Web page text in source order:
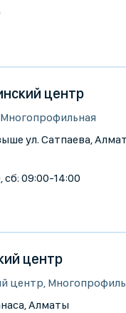
центр
ул. Сатпаева,
сб: 09:00-14:00
центр
центр,
Алматы